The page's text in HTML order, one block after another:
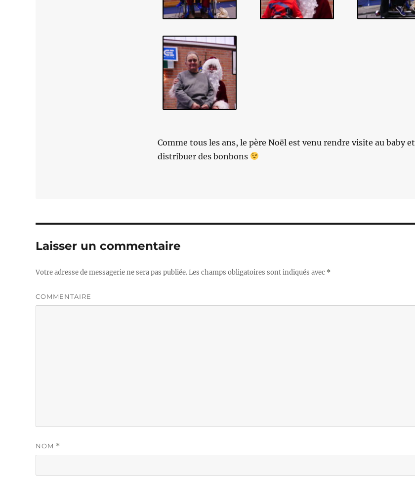
Comme tous les ans, le père Noël est venu rendre visite au baby et
distribuer des bonbons
Laisser un commentaire
Votre adresse de messagerie ne sera pas publiée.Les champs obligatoires sont indiqués avec *
COMMENTAIRE
NOM *